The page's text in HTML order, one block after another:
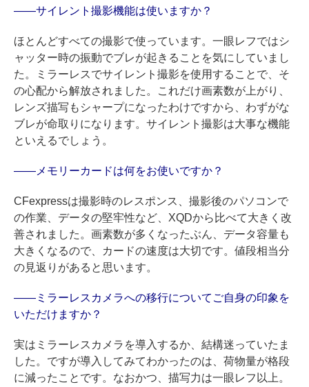
——サイレント撮影機能は使いますか？
ほとんどすべての撮影で使っています。一眼レフではシ
ャッター時の振動でブレが起きることを気にしていまし
た。ミラーレスでサイレント撮影を使用することで、そ
の心配から解放されました。これだけ画素数が上がり、
レンズ描写もシャープになったわけですから、わずがな
ブレが命取りになります。サイレント撮影は大事な機能
といえるでしょう。
——メモリーカードは何をお使いですか？
CFexpressは撮影時のレスポンス、撮影後のパソコンで
の作業、データの堅牢性など、XQDから比べて大きく改
善されました。画素数が多くなったぶん、データ容量も
大きくなるので、カードの速度は大切です。値段相当分
の見返りがあると思います。
——ミラーレスカメラへの移行についてご自身の印象を
いただけますか？
実はミラーレスカメラを導入するか、結構迷っていたま
した。ですが導入してみてわかったのは、荷物量が格段
に減ったことです。なおかつ、描写力は一眼レフ以上。